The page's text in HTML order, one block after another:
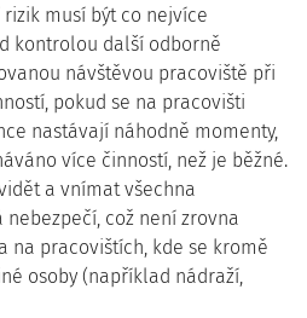
musí být co nejvíce
kontrolou další odborně
návštěvou pracoviště při
pokud se na pracovišti
nastávají náhodně momenty,
více činností, než je běžné.
a vnímat všechna
což není zrovna
na pracovištích, kde se kromě
osoby (například nádraží,